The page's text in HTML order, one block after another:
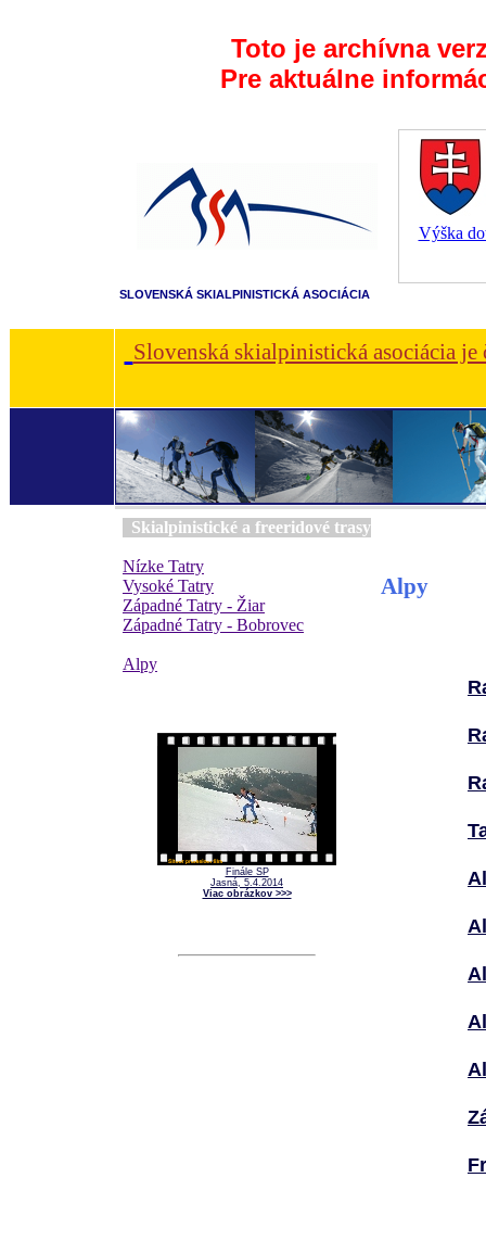
Toto je archívna
Pre aktuálne
Výška
SLOVENSKÁ SKIALPINISTICKÁ ASOCIÁCIA
Slovenská skialpinistická asociácia
Skialpinistické a freeridové trasy
Nízke Tatry
Vysoké Tatry
Západné Tatry - Žiar
Západné Tatry - Bobrovec
Alpy
Finále SP
Jasná, 5.4.2014
Viac obrázkov >>>
Alpy